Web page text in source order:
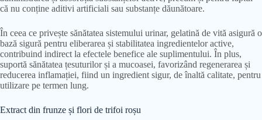
că nu conține aditivi artificiali sau substanțe dăunătoare.
În ceea ce privește sănătatea sistemului urinar, gelatină de vită asigură o
bază sigură pentru eliberarea și stabilitatea ingredientelor active,
contribuind indirect la efectele benefice ale suplimentului. În plus,
suportă sănătatea țesuturilor și a mucoasei, favorizând regenerarea și
reducerea inflamației, fiind un ingredient sigur, de înaltă calitate, pentru
utilizare pe termen lung.
Extract din frunze și flori de trifoi roșu